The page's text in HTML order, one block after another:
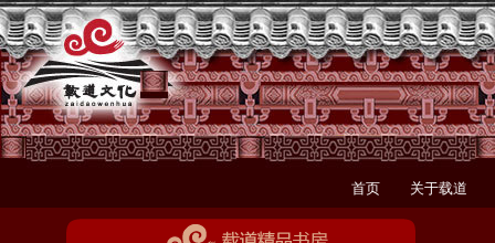
首页 关于载道